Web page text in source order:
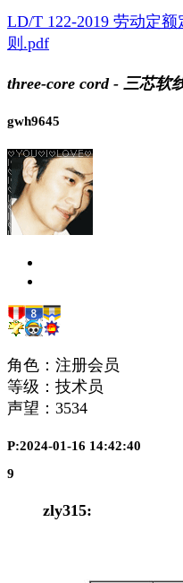
LD/T 122-2019 劳动定
则.pdf
three-core cord - 三芯软
gwh9645
角色：注册会员
等级：技术员
声望： 3534
P:2024-01-16 14:42:40
9
zly315: